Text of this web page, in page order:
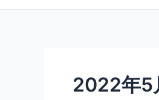
2022年5